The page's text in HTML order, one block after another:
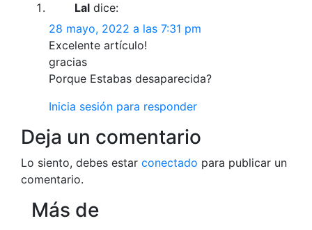
Lal dice:
28 mayo, 2022 a las 7:31 pm
Excelente artículo!
gracias
Porque Estabas desaparecida?
Inicia sesión para responder
Deja un comentario
Lo siento, debes estar conectado para publicar un
comentario.
Más de